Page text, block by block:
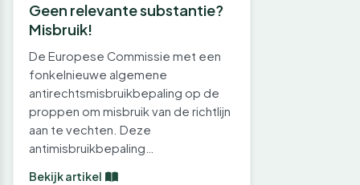
Geen relevante substantie?
Misbruik!
De Europese Commissie met een
fonkelnieuwe algemene
antirechtsmisbruikbepaling op de
proppen om misbruik van de richtlijn
aan te vechten. Deze
antimisbruikbepaling…
Bekijk artikel